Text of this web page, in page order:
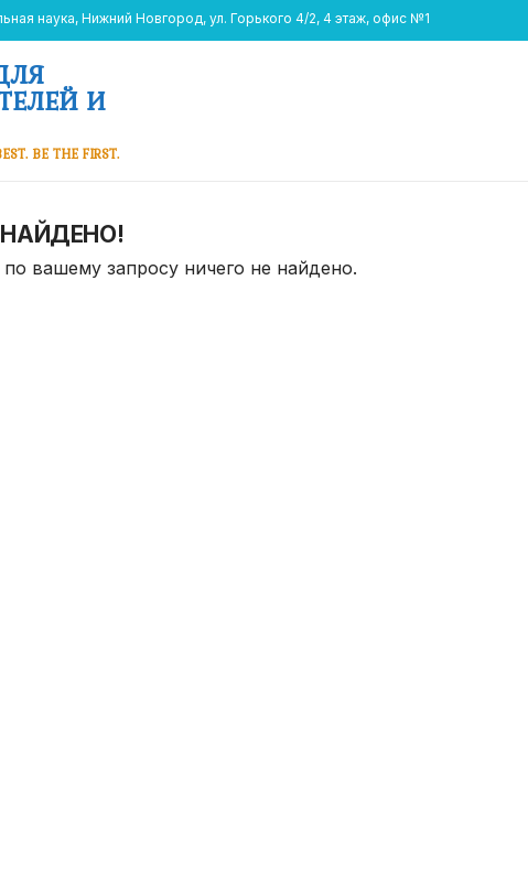
наука, Нижний Новгород, ул. Горького 4/2, 4 этаж, офис №1
И
BE THE FIRST.
НАЙДЕНО!
вашему запросу ничего не найдено.